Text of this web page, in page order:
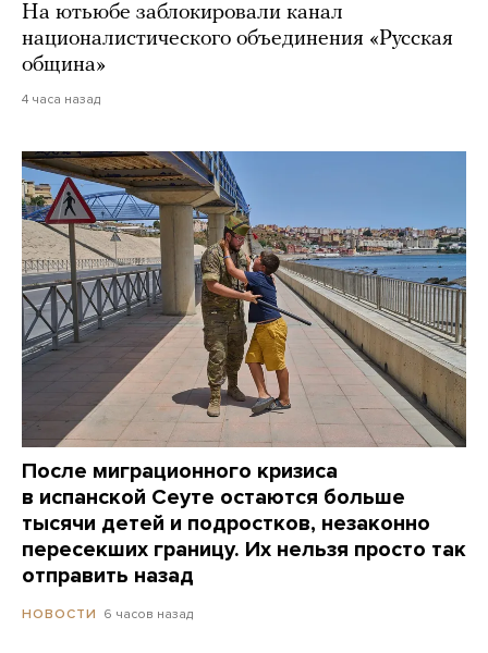
На ютьюбе заблокировали канал
националистического объединения «Русская
община»
4 часа назад
После миграционного кризиса
в испанской Сеуте остаются больше
тысячи детей и подростков, незаконно
пересекших границу. Их нельзя просто так
отправить назад
НОВОСТИ 6 часов назад